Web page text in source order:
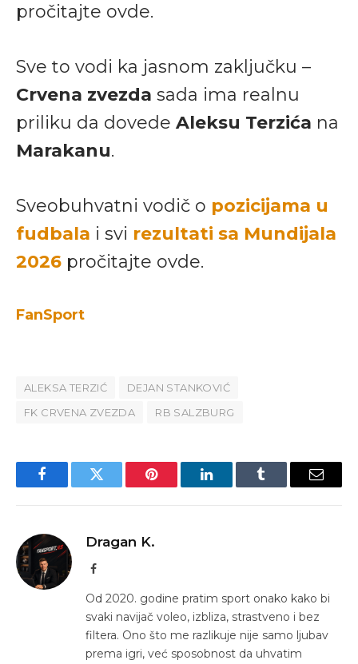
pročitajte ovde.
Sve to vodi ka jasnom zaključku –
Crvena zvezda sada ima realnu
priliku da dovede Aleksu Terzića na
Marakanu.
Sveobuhvatni vodič o pozicijama u
fudbala i svi rezultati sa Mundijala
2026 pročitajte ovde.
FanSport
ALEKSA TERZIĆ
DEJAN STANKOVIĆ
FK CRVENA ZVEZDA
RB SALZBURG
FacebookTwitter Pinterest LinkedInTumblr Email
Dragan K.
Facebook
Od 2020. godine pratim sport onako kako bi
svaki navijač voleo, izbliza, strastveno i bez
filtera. Ono što me razlikuje nije samo ljubav
prema igri, već sposobnost da uhvatim